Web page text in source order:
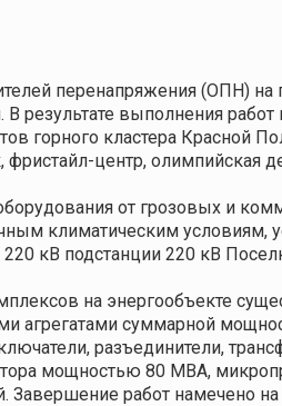
перенапряжения (ОПН) на
выполнения работ
горного кластера Красной
центр, олимпийская
от грозовых и
климатическим условиям,
кВ подстанции 220 кВ
на энергообъекте
агрегатами суммарной
разъединители,
мощностью 80 МВА,
Завершение работ намечено на